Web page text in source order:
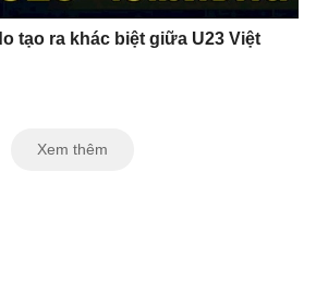
tạo ra khác biệt giữa U23 Việt
Xem thêm